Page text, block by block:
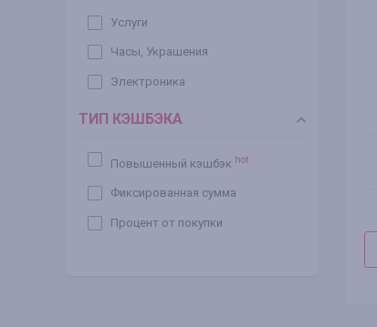
Услуги
Часы, Украшения
Электроника
ТИП КЭШБЭКА
Повышенный кэшбэк hot
Фиксированная сумма
Процент от покупки